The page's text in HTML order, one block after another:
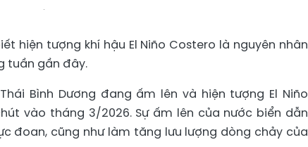
hiện tượng khí hậu El Niño Costero là nguyên nhân
tuần gần đây.
Bình Dương đang ấm lên và hiện tượng El Niño
vào tháng 3/2026. Sự ấm lên của nước biển dẫn
đoan, cũng như làm tăng lưu lượng dòng chảy của